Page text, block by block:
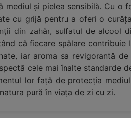
mediul și pielea sensibilă. Cu
cu grijă pentru a oferi o
din zahăr, sulfatul de alcool
că fiecare spălare
iar aroma sa revigorantă
cele mai înalte standarde
lor față de protecția
pură în viața de zi cu zi.